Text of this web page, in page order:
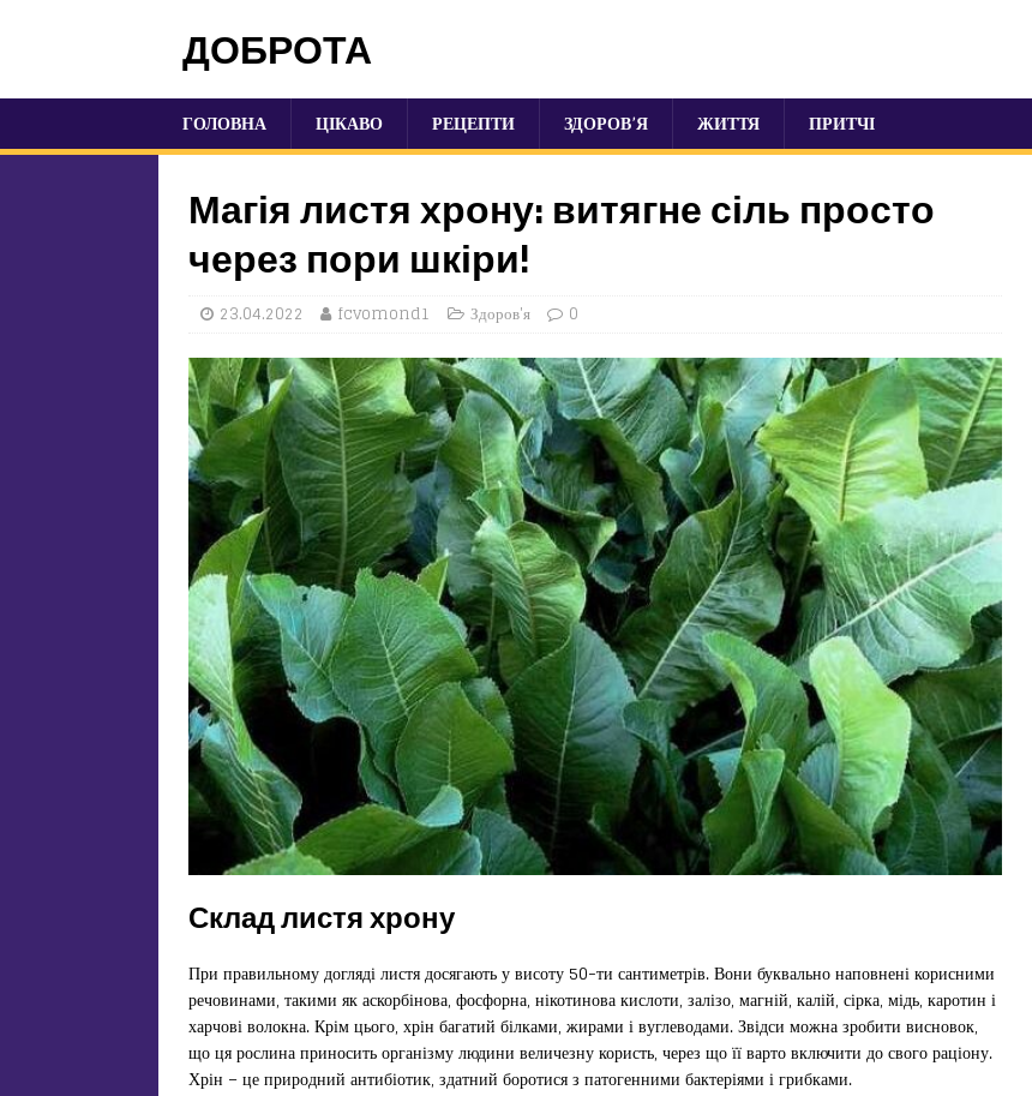
ДОБРОТА
ГОЛОВНА ЦІКАВО РЕЦЕПТИ ЗДОРОВ’Я ЖИТТЯ ПРИТЧІ
Магія листя хрону: витягне сіль просто
через пори шкіри!
23.04.2022 fcvomond1 Здоров'я 0
Склад листя хрону
При правильному догляді листя досягають у висоту 50-ти сантиметрів. Вони буквально наповнені корисними
речовинами, такими як аскорбінова, фосфорна, нікотинова кислоти, залізо, магній, калій, сірка, мідь, каротин і
харчові волокна. Крім цього, хрін багатий білками, жирами і вуглеводами. Звідси можна зробити висновок,
що ця рослина приносить організму людини величезну користь, через що її варто включити до свого раціону.
Хрін – це природний антибіотик, здатний боротися з патогенними бактеріями і грибками.